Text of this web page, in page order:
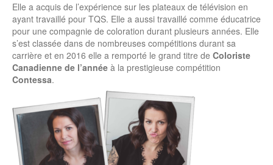
Elle a acquis de l’expérience sur les plateaux de télévision en
ayant travaillé pour TQS. Elle a aussi travaillé comme éducatrice
pour une compagnie de coloration durant plusieurs années. Elle
s’est classée dans de nombreuses compétitions durant sa
carrière et en 2016 elle a remporté le grand titre de Coloriste
Canadienne de l’année à la prestigieuse compétition
Contessa.